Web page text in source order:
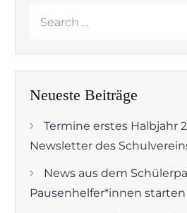
Neueste Beiträge
Termine erstes Halbjahr
Newsletter des
News aus dem
Pausenhelfer*innen starten